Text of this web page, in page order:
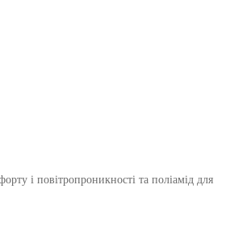
і повітропроникності та поліамід для